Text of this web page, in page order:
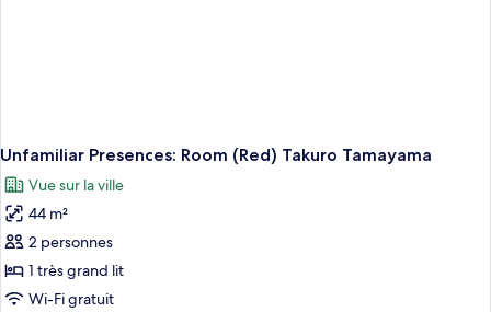
Unfamiliar Presences: Room (Red) Takuro Tamayama
Vue sur la ville
44 m²
2 personnes
1 très grand lit
Wi-Fi gratuit